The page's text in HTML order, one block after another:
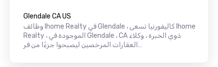
Glendale CA US
وظائف Ihome Realty في Glendale ، كاليفورنيا تسعى Ihome
Realty ، الموجودة في Glendale ، CA ذوي الخبرة ، وكلاء
العقارات المرخصين ليصبحوا جزءًا من فر…